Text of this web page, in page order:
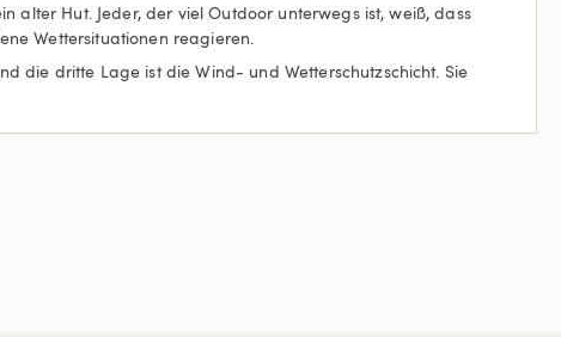
alter Hut. Jeder, der viel Outdoor unterwegs ist, weiß, dass
Wettersituationen reagieren.
die dritte Lage ist die Wind- und Wetterschutzschicht. Sie